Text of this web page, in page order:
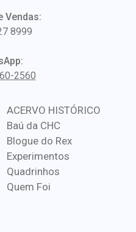
Vendas:
8999
2560
ACERVO HISTÓRICO
Baú da CHC
Blogue do Rex
Experimentos
Quadrinhos
Quem Foi